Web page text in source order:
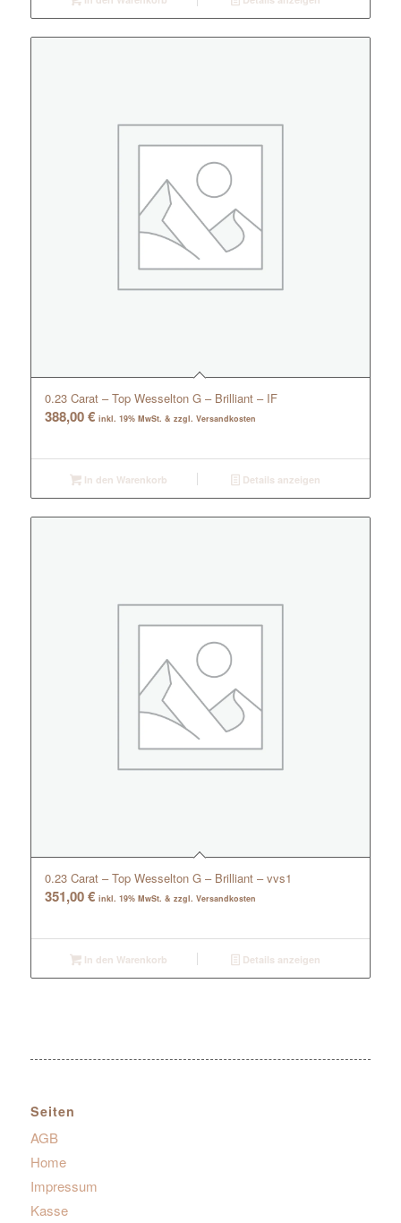
0.23 Carat – Top Wesselton G – Brilliant – IF
388,00€ inkl. 19% MwSt. & zzgl. Versandkosten
In den Warenkorb Details anzeigen
0.23 Carat – Top Wesselton G – Brilliant – vvs1
351,00€ inkl. 19% MwSt. & zzgl. Versandkosten
In den Warenkorb Details anzeigen
Seiten
AGB
Home
Impressum
Kasse